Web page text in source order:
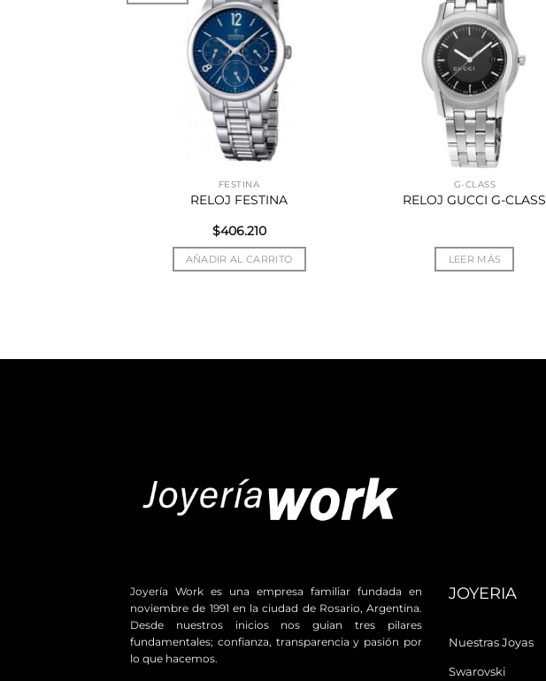
FESTINA
RELOJ FESTINA
$406.210
AÑADIR AL CARRITO
G-CLASS
RELOJ GUCCI G-CLASS
LEER MÁS
Joyería Work es una empresa familiar fundada en
noviembre de 1991 en la ciudad de Rosario, Argentina.
Desde nuestros inicios nos guian tres pilares
fundamentales; confianza, transparencia y pasión por
lo que hacemos.
JOYERIA
Nuestras Joyas
Swarovski